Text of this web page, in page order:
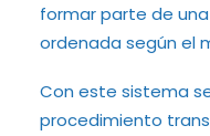
formar parte de
ordenada según el
Con este sistema
procedimiento